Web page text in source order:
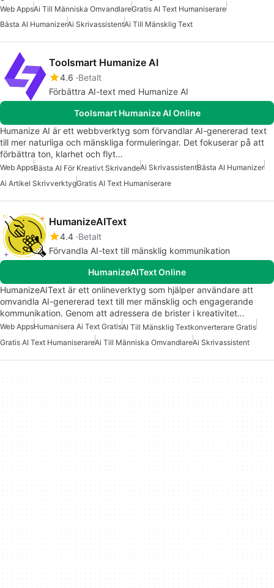
Web AppsAi Till Människa OmvandlareGratis AI Text Humaniserare
Bästa AI HumanizerAi SkrivassistentAi Till Mänsklig Text
Toolsmart Humanize AI
4.6 Betalt
Förbättra AI-text med Humanize AI
Toolsmart Humanize AI Online
Humanize AI är ett webbverktyg som förvandlar AI-genererad text
till mer naturliga och mänskliga formuleringar. Det fokuserar på att
förbättra ton, klarhet och flyt…
Web AppsBästa AI För Kreativt SkrivandeAi SkrivassistentBästa AI Humanizer
Ai Artikel SkrivverktygGratis AI Text Humaniserare
HumanizeAIText
4.4 Betalt
Förvandla AI-text till mänsklig kommunikation
HumanizeAIText Online
HumanizeAIText är ett onlineverktyg som hjälper användare att
omvandla AI-genererad text till mer mänsklig och engagerande
kommunikation. Genom att adressera de brister i kreativitet…
Web AppsHumanisera Ai Text GratisAI Till Mänsklig Textkonverterare Gratis
Gratis AI Text HumaniserareAi Till Människa OmvandlareAi Skrivassistent